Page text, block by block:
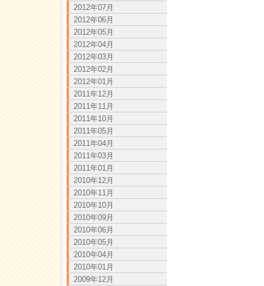
2012年07月
2012年06月
2012年05月
2012年04月
2012年03月
2012年02月
2012年01月
2011年12月
2011年11月
2011年10月
2011年05月
2011年04月
2011年03月
2011年01月
2010年12月
2010年11月
2010年10月
2010年09月
2010年06月
2010年05月
2010年04月
2010年01月
2009年12月